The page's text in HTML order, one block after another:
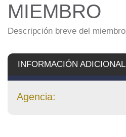
MIEMBRO
Descripción breve del miembro
INFORMACIÓN ADICIONAL
Agencia: